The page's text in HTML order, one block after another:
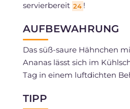
servierbereit 24 !
AUFBEWAHRUNG
Das süß-saure Hähnchen
Ananas lässt sich im
Tag in einem luftdichten
TIPP